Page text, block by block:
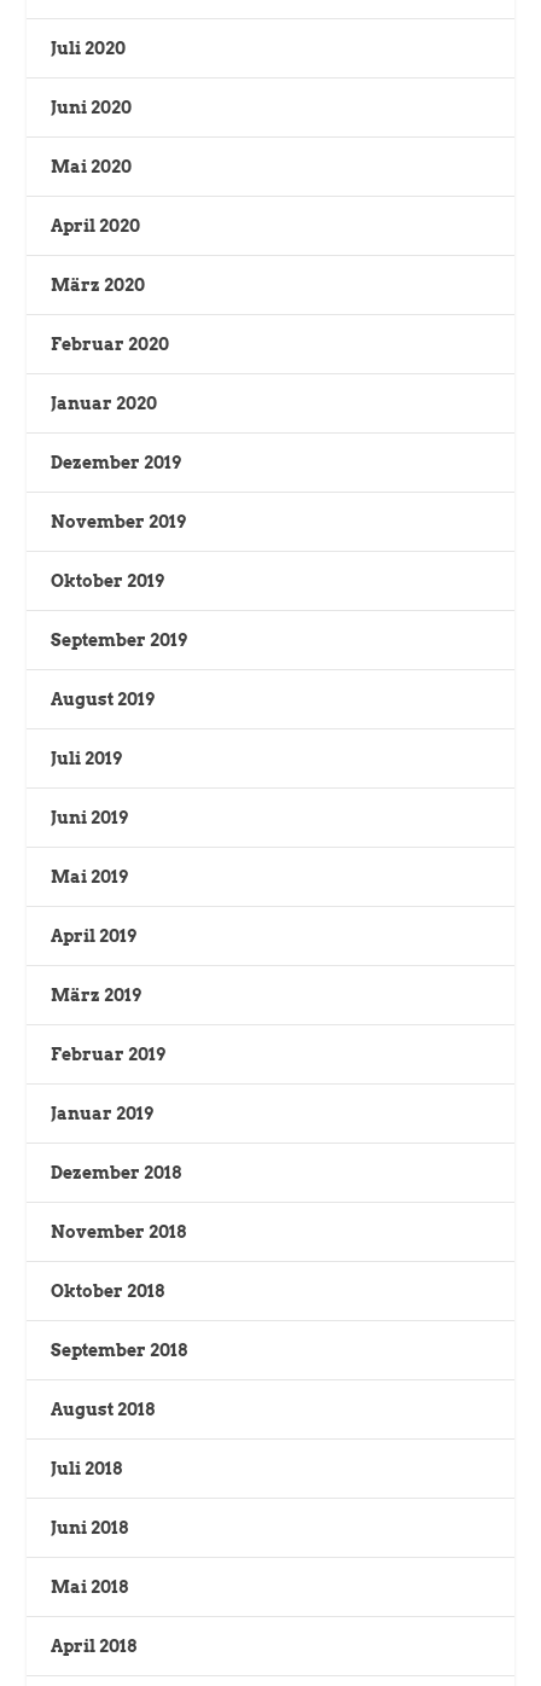
Juli 2020
Juni 2020
Mai 2020
April 2020
März 2020
Februar 2020
Januar 2020
Dezember 2019
November 2019
Oktober 2019
September 2019
August 2019
Juli 2019
Juni 2019
Mai 2019
April 2019
März 2019
Februar 2019
Januar 2019
Dezember 2018
November 2018
Oktober 2018
September 2018
August 2018
Juli 2018
Juni 2018
Mai 2018
April 2018